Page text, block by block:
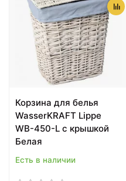
Корзина для белья
WasserKRAFT Lippe
WB-450-L с крышкой
Белая
Есть в наличии